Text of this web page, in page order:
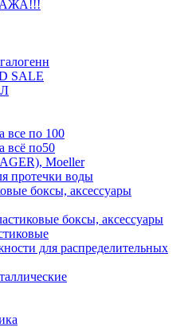
SALE
все по 100
всё по50
Moeller
протечки воды
боксы, аксессуары
боксы, аксессуары
для распределительных